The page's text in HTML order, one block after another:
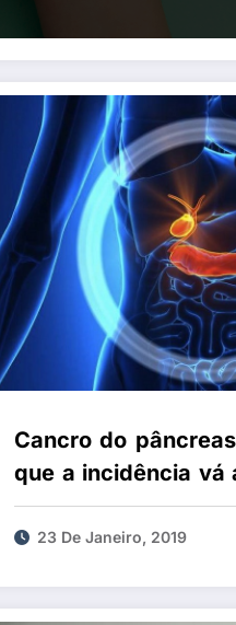
Cancro do
que a incidência vá
forma drástica
década”
23 De Janeiro, 2019